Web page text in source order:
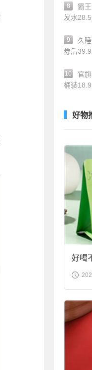
8
霸
发水
9
久
券后
10
官
桶装
好物
好喝
袋装